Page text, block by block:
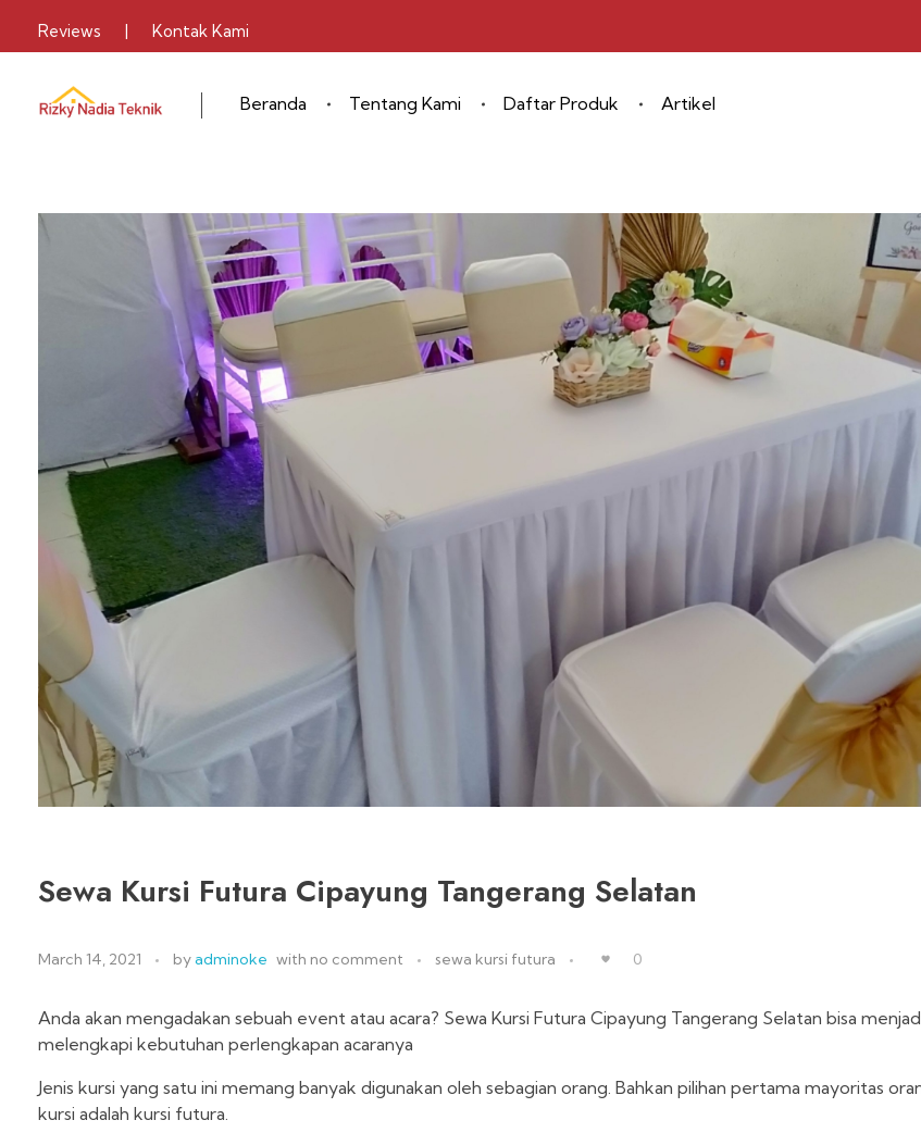
Reviews | Kontak Kami
Beranda Tentang Kami Daftar Produk Artikel
Sewa Kursi Futura Cipayung Tangerang Selatan
March 14, 2021 byadminoke with no comment sewa kursi futura 0
Anda akan mengadakan sebuah event atau acara? Sewa Kursi Futura Cipayung Tangerang Selatan bisa
melengkapi kebutuhan perlengkapan acaranya
Jenis kursi yang satu ini memang banyak digunakan oleh sebagian orang. Bahkan pilihan pertama mayoritas
kursi adalah kursi futura.